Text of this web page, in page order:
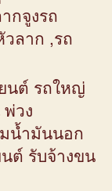
กจูงรถ
ลาก ,รถ
นต์ รถใหญ่
วง
มน้ำมันนอก
ต์ รับจ้างขน